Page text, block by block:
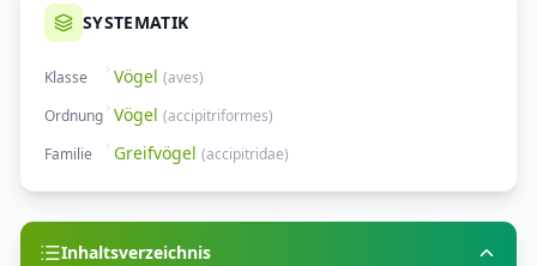
SYSTEMATIK
Klasse Vögel (aves)
Ordnung Vögel (accipitriformes)
Familie
Greifvögel (accipitridae)
Inhaltsverzeichnis